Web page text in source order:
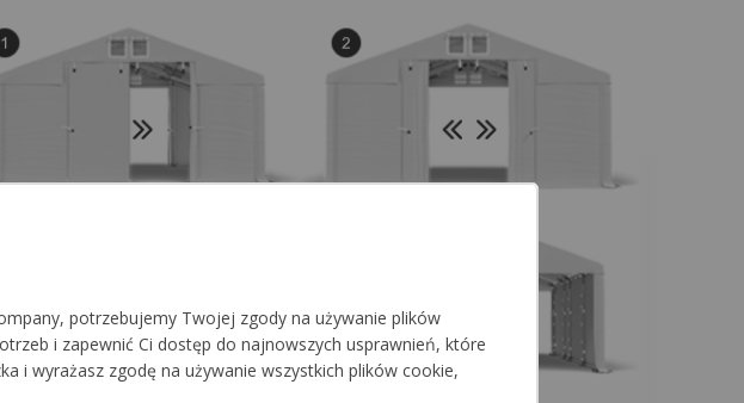
potrzebujemy Twojej zgody na używanie plików
i zapewnić Ci dostęp do najnowszych usprawnień, które
i wyrażasz zgodę na używanie wszystkich plików cookie,